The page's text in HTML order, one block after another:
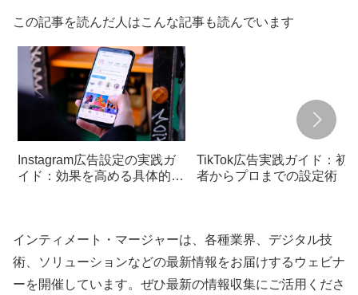
この記事を読んだ人はこんな記事も読んでいます
Instagram広告設定の実践ガ
イド：効果を高める具体的な
TikTok広告実践ガイド：初
者からプロまでの設定術
インティメート・マージャーは、各種業界、デジタル技
術、ソリューションなどの最新情報をお届けするウェビナ
ーを開催しています。ぜひ最新の情報収集にご活用くださ